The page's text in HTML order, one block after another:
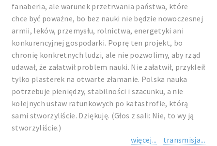
fanaberia, ale warunek przetrwania państwa, które
chce być poważne, bo bez nauki nie będzie nowoczesnej
armii, leków, przemysłu, rolnictwa, energetyki ani
konkurencyjnej gospodarki. Poprę ten projekt, bo
chronię konkretnych ludzi, ale nie pozwolimy, aby rząd
udawał, że załatwił problem nauki. Nie załatwił, przykleił
tylko plasterek na otwarte złamanie. Polska nauka
potrzebuje pieniędzy, stabilności i szacunku, a nie
kolejnych ustaw ratunkowych po katastrofie, którą
sami stworzyliście. Dziękuję. (Głos z sali: Nie, to wy ją
stworzyliście.)
więcej...
transmisja...